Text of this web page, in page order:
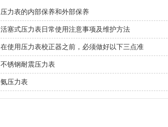
压力表的内部保养和外部保养
活塞式压力表日常使用注意事项及维护方法
在使用压力表校正器之前，必须做好以下三点准
不锈钢耐震压力表
氨压力表